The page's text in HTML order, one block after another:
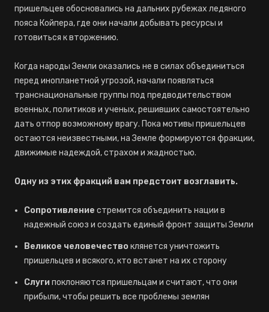
пришельцев обосновались на дальних рубежах ледяного
пояса Койпера, где они начали добывать ресурсы и
готовиться к вторжению.
Когда народы Земли оказались не в силах объединиться
перед инопланетной угрозой, начали появляться
транснациональные группы под предводительством
военных, политиков и ученых, решивших самостоятельно
дать отпор возможному врагу. Пока мотивы пришельцев
остаются неизвестными, на Земле формируются фракции,
движимые надеждой, страхом и жадностью.
Одну из этих фракций вам предстоит возглавить.
Сопротивление стремится объединить нации в
надежный союз и создать единый фронт защиты Земли
Великое человечествоклянется уничтожить
пришельцев и всякого, кто встанет на их сторону
Слугипоклоняются пришельцам и считают, что они
прибыли, чтобы решить все проблемы землян